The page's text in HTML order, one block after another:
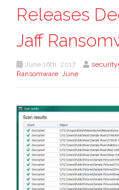
Releases
Jaff
June 16th, 2017
Ransomware, June